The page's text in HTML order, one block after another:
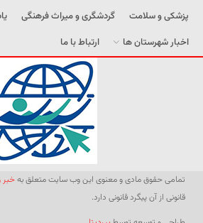
پزشکی و سلامت
گردشگری و میراث فرهنگی
اخبار شهرستان ها
ارتباط با ما
تمامی حقوق مادی و معنوی این وب سایت متعلق بهخبر
قانونی از آن پیگرد قانونی دارد.